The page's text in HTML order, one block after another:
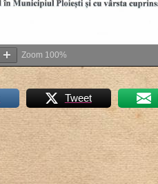
Zoom 100%
Tweet